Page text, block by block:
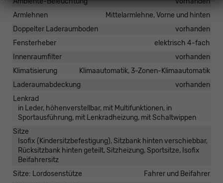
Armlehnen
Mittelarmlehne, Vorne und hinten
Doppelter Laderaumboden
vorhanden
Fensterheber
elektrisch 4-fach
Innenraumfilter
vorhanden
Klimatisierung
Klimaautomatik, 3-Zonen-Klimaautomatik
Laderaumabdeckung
vorhanden
Lenkrad
in Leder, höhenverstellbar, mit Multifunktionen, in
Sportausführung, mit Lenkradheizung, mit Schaltwippen
Sitze
Isofix (Kindersitzbefestigung), Sitzbank hinten verschiebbar,
Rücksitzbank hinten geteilt, Sitzheizung, Sportsitze, Isofix
Beifahrersitz
Sitze: Lordosenstütze
Fahrer und Beifahrer